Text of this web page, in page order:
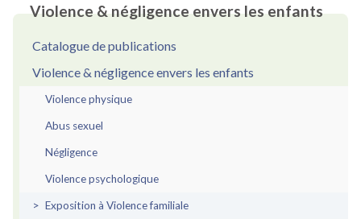
Violence & négligence envers les enfants
Catalogue de publications
Violence & négligence envers les enfants
Violence physique
Abus sexuel
Négligence
Violence psychologique
Exposition à Violence familiale